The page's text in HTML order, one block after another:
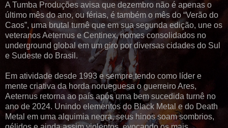
A Tumba Produções avisa que dezembro não é apenas o
último mês do ano, ou férias, é também o mês do “Verão do
Caos”, uma brutal turnê que em sua segunda edição, une os
veteranos Aeternus e Centinex, nomes consolidados no
underground global em um giro por diversas cidades do Sul
e Sudeste do Brasil.
Em atividade desde 1993 e sempre tendo como líder e
mente criativa da horda norueguesa o guerreiro Ares,
Aeternus retorna ao país após uma bem sucedida turnê no
ano de 2024. Unindo elementos do Black Metal e do Death
Metal em uma alquimia negra, seus hinos soam sombrios,